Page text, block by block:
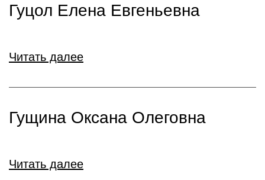
Гуцол Елена Евгеньевна
Читать далее
Гущина Оксана Олеговна
Читать далее